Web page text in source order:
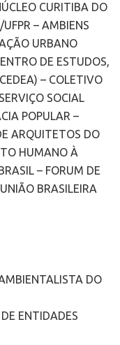
CURITIBA DO
– AMBIENS
URBANO
DE ESTUDOS,
– COLETIVO
SOCIAL
POPULAR –
ARQUITETOS DO
HUMANO À
– FORUM DE
BRASILEIRA
DO
ENTIDADES